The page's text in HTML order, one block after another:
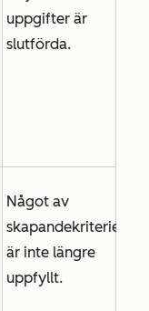
uppgifter är
slutförda.
Något av
skapandekriterierna
är inte längre
uppfyllt.